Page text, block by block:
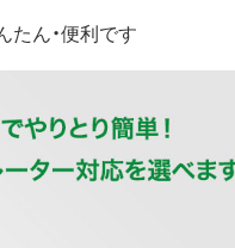
ん・便利です